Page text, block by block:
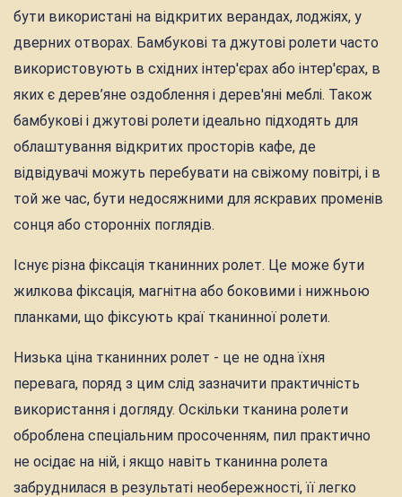
бути використані на відкритих верандах, лоджіях, у
дверних отворах. Бамбукові та джутові ролети часто
використовують в східних інтер'єрах або інтер'єрах, в
яких є дерев’яне оздоблення і дерев'яні меблі. Також
бамбукові і джутові ролети ідеально підходять для
облаштування відкритих просторів кафе, де
відвідувачі можуть перебувати на свіжому повітрі, і в
той же час, бути недосяжними для яскравих променів
сонця або сторонніх поглядів.
Існує різна фіксація тканинних ролет. Це може бути
жилкова фіксація, магнітна або боковими і нижньою
планками, що фіксують краї тканинної ролети.
Низька ціна тканинних ролет - це не одна їхня
перевага, поряд з цим слід зазначити практичність
використання і догляду. Оскільки тканина ролети
оброблена спеціальним просоченням, пил практично
не осідає на ній, і якщо навіть тканинна ролета
забруднилася в результаті необережності, її легко